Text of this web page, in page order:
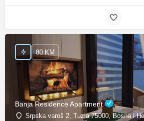
Banja Residence Apartment
Srpska varoš 2, Tuzla 75000, Bosna i
80 KM